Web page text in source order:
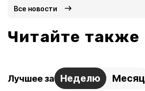
Все новости
Читайте также
Лучшее за Неделю Месяц